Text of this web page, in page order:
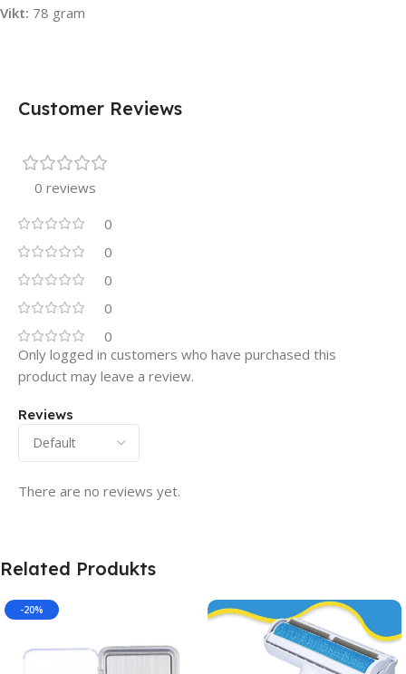
Vikt: 78 gram
Customer Reviews
0 reviews
0
0
0
0
0
Reviews
There are no reviews yet.
Only logged in customers who have purchased this
product may leave a review.
Related Produkts
-20%